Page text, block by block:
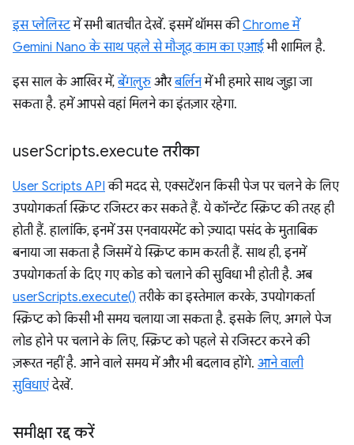
इस प्लेलिस्टमें सभी बातचीत देखें. इसमें थॉमस कीChrome में
Gemini Nano के साथ पहले से मौजूद काम का एआईभी शामिल है.
इस साल के आखिर में,बेंगलुरुऔरबर्लिनमें भी हमारे साथ जुड़ा जा
सकता है. हमें आपसे वहां मिलने का इंतज़ार रहेगा.
userScripts.execute तरीका
User Scripts API की मदद से, एक्सटेंशन किसी पेज पर चलने के लिए
उपयोगकर्ता स्क्रिप्ट रजिस्टर कर सकते हैं. ये कॉन्टेंट स्क्रिप्ट की तरह ही
होती हैं. हालांकि, इनमें उस एनवायरमेंट को ज़्यादा पसंद के मुताबिक
बनाया जा सकता है जिसमें ये स्क्रिप्ट काम करती हैं. साथ ही, इनमें
उपयोगकर्ता के दिए गए कोड को चलाने की सुविधा भी होती है. अब
userScripts.execute() तरीके का इस्तेमाल करके, उपयोगकर्ता
स्क्रिप्ट को किसी भी समय चलाया जा सकता है. इसके लिए, अगले पेज
लोड होने पर चलाने के लिए, स्क्रिप्ट को पहले से रजिस्टर करने की
ज़रूरत नहीं है. आने वाले समय में और भी बदलाव होंगे. आने वाली
सुविधाएंदेखें.
समीक्षा रद्द करें